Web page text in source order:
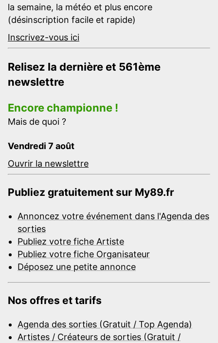
la semaine, la météo et plus encore
(désinscription facile et rapide)
Inscrivez-vous ici
Relisez la dernière et 561ème
newslettre
Encore championne !
Mais de quoi ?
Vendredi 7 août
Ouvrir la newslettre
Publiez gratuitement sur My89.fr
Annoncez votre événement dans l'Agenda des
sorties
Publiez votre fiche Artiste
Publiez votre fiche Organisateur
Déposez une petite annonce
Nos offres et tarifs
Agenda des sorties (Gratuit / Top Agenda)
Artistes / Créateurs de sorties (Gratuit /